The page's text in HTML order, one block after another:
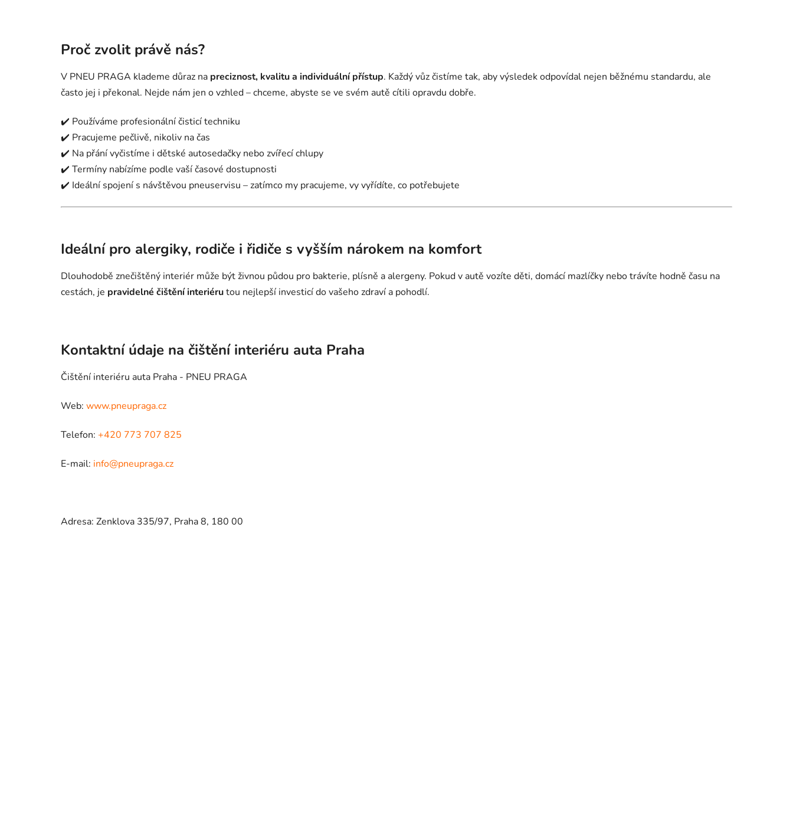
Proč zvolit právě nás?
V PNEU PRAGA klademe důraz na preciznost, kvalitu a individuální přístup. Každý vůz čistíme tak, aby výsledek odpovídal nejen běžnému standardu, ale
často jej i překonal. Nejde nám jen o vzhled – chceme, abyste se ve svém autě cítili opravdu dobře.
✔️ Používáme profesionální čisticí techniku
✔️ Pracujeme pečlivě, nikoliv na čas
✔️ Na přání vyčistíme i dětské autosedačky nebo zvířecí chlupy
✔️ Termíny nabízíme podle vaší časové dostupnosti
✔️ Ideální spojení s návštěvou pneuservisu – zatímco my pracujeme, vy vyřídíte, co potřebujete
Ideální pro alergiky, rodiče i řidiče s vyšším nárokem na komfort
Dlouhodobě znečištěný interiér může být živnou půdou pro bakterie, plísně a alergeny. Pokud v autě vozíte děti, domácí mazlíčky nebo trávíte hodně času na
cestách, je pravidelné čištění interiérutou nejlepší investicí do vašeho zdraví a pohodlí.
Kontaktní údaje na čištění interiéru auta Praha
Čištění interiéru auta Praha - PNEU PRAGA
Web: www.pneupraga.cz
Telefon: +420 773 707 825
E-mail: info@pneupraga.cz
Adresa: Zenklova 335/97, Praha 8, 180 00